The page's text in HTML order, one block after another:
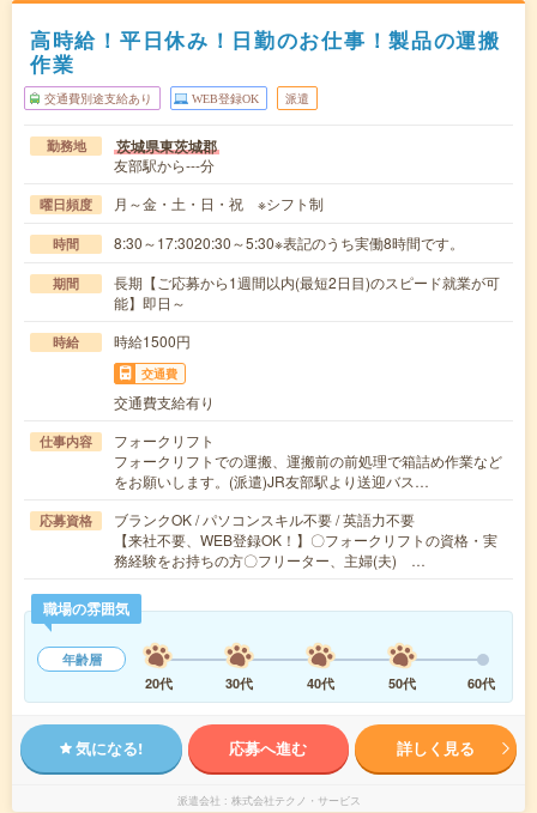
高時給！平日休み！日勤のお仕事！製品の運搬
作業
交通費別途支給あり WEB登録OK 派遣
勤務地 茨城県東茨城郡
友部駅から---分
曜日頻度 月～金・土・日・祝 ※シフト制
時間 8:30～17:3020:30～5:30※表記のうち実働8時間です。
期間
長期【ご応募から1週間以内(最短2日目)のスピード就業が可
能】即日～
時給 時給1500円
交通費
交通費支給有り
仕事内容
フォークリフト
フォークリフトでの運搬、運搬前の前処理で箱詰め作業など
をお願いします。(派遣)JR友部駅より送迎バス…
応募資格
ブランクOK / パソコンスキル不要 / 英語力不要
【来社不要、WEB登録OK！】〇フォークリフトの資格・実
務経験をお持ちの方〇フリーター、主婦(夫) …
職場の雰囲気
年齢層
20代
30代 40代 50代 60代
気になる! 応募へ進む 詳しく見る
派遣会社 株式会社テクノ・サービス